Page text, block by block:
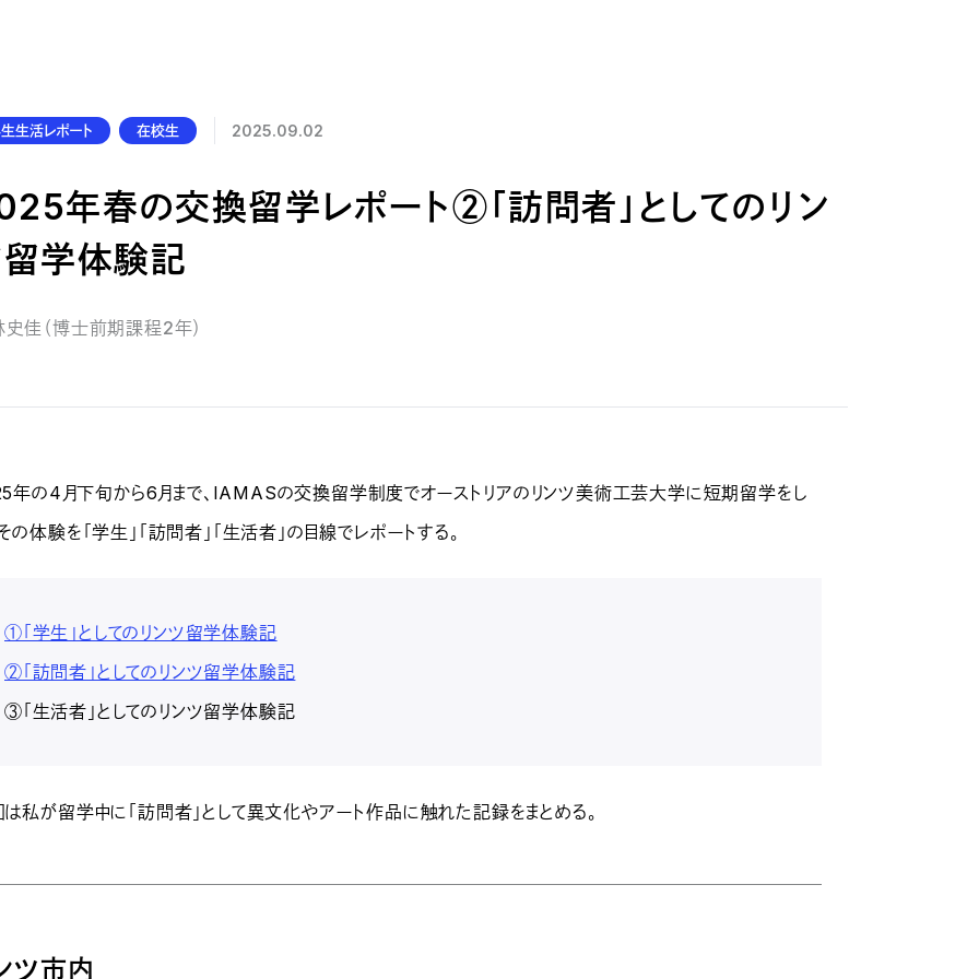
生活レポート 在校生 2025.09.02
年春の交換留学レポート②「訪問者」としてのリン
学体験記
佳（博士前期課程2年）
年の4月下旬から6月まで、IAMASの交換留学制度でオーストリアのリンツ美術工芸大学に短期留学をし
の体験を「学生」「訪問者」「生活者」の目線でレポートする。
①「学生」としてのリンツ留学体験記
②「訪問者」としてのリンツ留学体験記
③「生活者」としてのリンツ留学体験記
私が留学中に「訪問者」として異文化やアート作品に触れた記録をまとめる。
ツ市内